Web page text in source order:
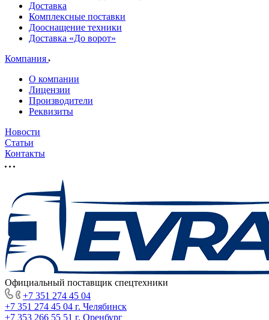
Доставка
Комплексные поставки
Дооснащение техники
Доставка «До ворот»
Компания
О компании
Лицензии
Производители
Реквизиты
Новости
Статьи
Контакты
Официальный поставщик спецтехники
+7 351 274 45 04
+7 351 274 45 04 г. Челябинск
+7 353 266 55 51 г. Оренбург